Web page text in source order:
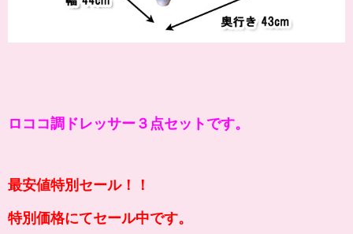
ロココ調ドレッサー３点セットです。
最安値特別セール！！
特別価格にてセール中です。